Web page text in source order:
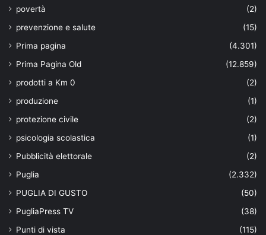
povertà
(2)
prevenzione e salute
(15)
Prima pagina
(4.301)
Prima Pagina Old
(12.859)
prodotti a Km 0
(2)
produzione
(1)
protezione civile
(2)
psicologia scolastica
(1)
Pubblicità elettorale
(2)
Puglia
(2.332)
PUGLIA DI GUSTO
(50)
PugliaPress TV
(38)
Punti di vista
(115)